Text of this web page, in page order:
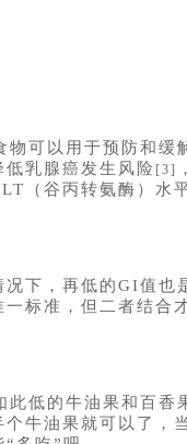
物可以用于预防和缓
乳腺癌发生风险 [3]
（谷丙转氨酶）水
况下，再低的GI值也
标准，但二者结合
此低的牛油果和百香
个牛油果就可以了，